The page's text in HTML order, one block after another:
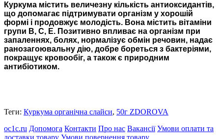
Куркума містить величезну кількість антиоксидантів,
що допомагає підтримувати організм у хорошій
формі і продовжує молодість. Вона містить вітаміни
групи В, С, Е. Позитивно впливає на організм при
запаленнях, болях, нормалізує обмін речовин, надає
ранозагоювальну дію, добре бореться з бактеріями,
покращує кровообіг, а також є природним
антибіотиком.
Теги: Куркума органічна слайси, 50г ZDOROVA
oc1c.ru Допомога Контакти Про нас Вакансії Умови оплати та
доставки товару Умови повернення товару